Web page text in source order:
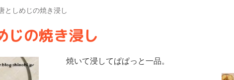
としめじの焼き浸し
じの焼き浸し
焼いて浸してぱぱっと一品。